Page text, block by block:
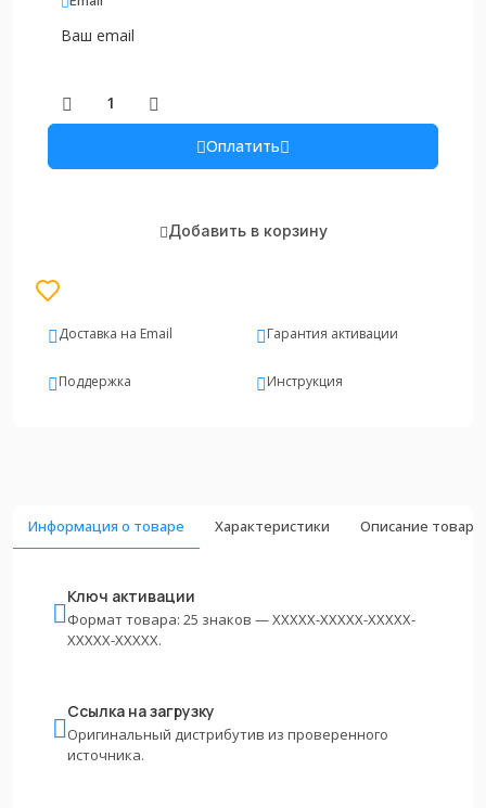
Оплатить
Добавить в корзину
Доставка на Email Гарантия активации
Поддержка Инструкция
Информация о товаре Характеристики Описание товара
Ключ активации
Формат товара: 25 знаков — XXXXX-XXXXX-XXXXX-
XXXXX-XXXXX.
Ссылка на загрузку
Оригинальный дистрибутив из проверенного
источника.